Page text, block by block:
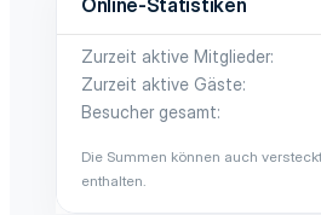
Online-Statistiken
Zurzeit aktive Mitglieder
Zurzeit aktive Gäste
Besucher gesamt
Die Summen können auch
enthalten.